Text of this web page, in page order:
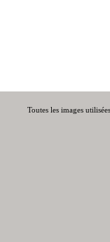
Toutes les images